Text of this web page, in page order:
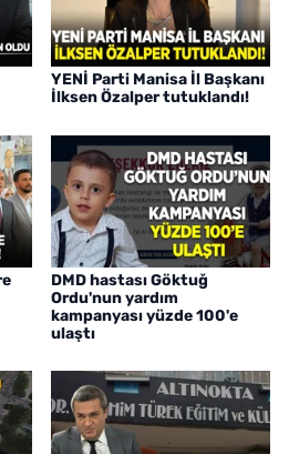
YENİ Parti Manisa İl Başkanı
İlksen Özalper tutuklandı!
DMD hastası Göktuğ
Ordu'nun yardım
kampanyası yüzde 100'e
ulaştı